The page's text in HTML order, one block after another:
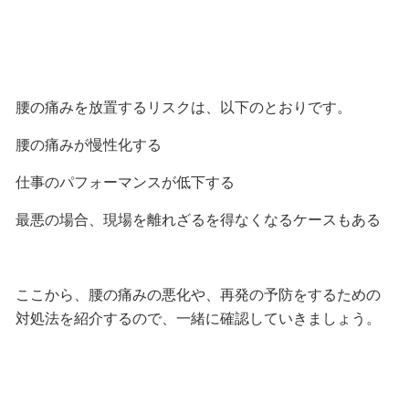
腰の痛みを放置するリスクは、以下のとおりです。
腰の痛みが慢性化する
仕事のパフォーマンスが低下する
最悪の場合、現場を離れざるを得なくなるケースもある
ここから、腰の痛みの悪化や、再発の予防をするための
対処法を紹介するので、一緒に確認していきましょう。